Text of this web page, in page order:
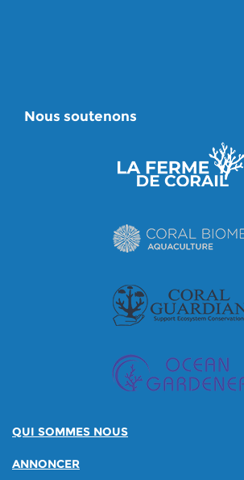
Nous soutenons
QUI SOMMES NOUS
ANNONCER